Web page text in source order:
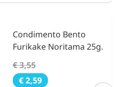
Condimento Bento
Furikake Noritama 25g.
€ 3,55
€ 2,59